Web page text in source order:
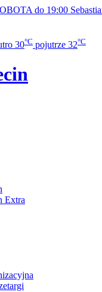
do 19:00
30°C pojutrze 32°C
Extra